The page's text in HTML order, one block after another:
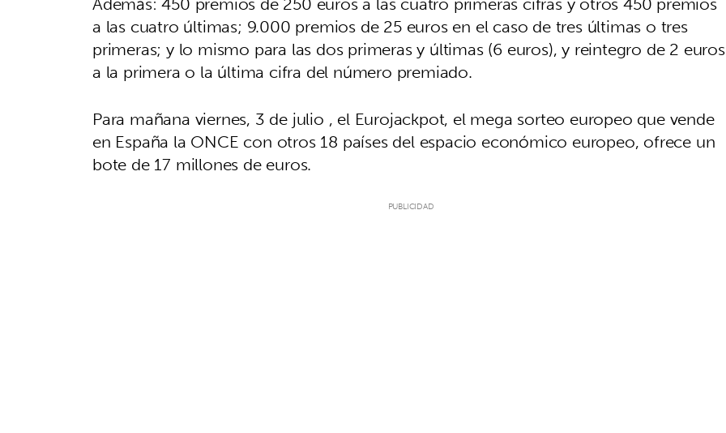
a las cuatro últimas; 9.000 premios de 25 euros en el caso de tres últimas o tres
primeras; y lo mismo para las dos primeras y últimas (6 euros), y reintegro de 2 euros
a la primera o la última cifra del número premiado.
Para mañana viernes, 3 de julio , el Eurojackpot, el mega sorteo europeo que vende
en España la ONCE con otros 18 países del espacio económico europeo, ofrece un
bote de 17 millones de euros.